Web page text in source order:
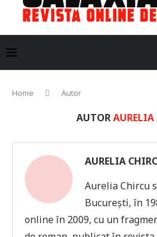
Home Autor
AUTORAURELIA
AURELIA
Aurelia Chircu
București, în
online în 2009, cu un